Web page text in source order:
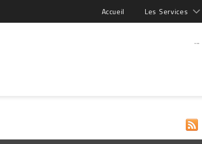
Accueil Les Services
...